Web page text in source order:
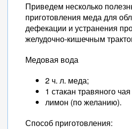
Приведем несколько
приготовления меда для
дефекации и устранения
желудочно-кишечным
Медовая вода
2 ч. л. меда;
1 стакан травяного
лимон (по желанию).
Способ приготовления: